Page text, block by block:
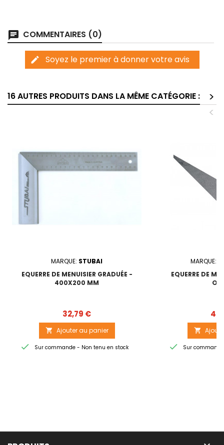
chat COMMENTAIRES (0)
edit Soyez le premier à donner votre avis
16 AUTRES PRODUITS DANS LA MÊME CATÉGORIE :
>
<
MARQUE: STUBAI
EQUERRE DE MENUISIER GRADUÉE -
400X200 MM
Prix
32,79 €
 Ajouter au panier
 Sur commande - Non tenu en stock
MARQUE:
EQUERRE DE

 Sur